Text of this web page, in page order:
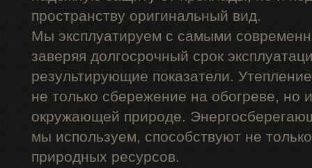
пространству оригинальный вид.
Мы эксплуатируем с самыми
заверяя долгосрочный срок
результирующие показатели.
не только сбережение на обогреве, но
окружающей природе.
мы используем, способствуют не
природных ресурсов.